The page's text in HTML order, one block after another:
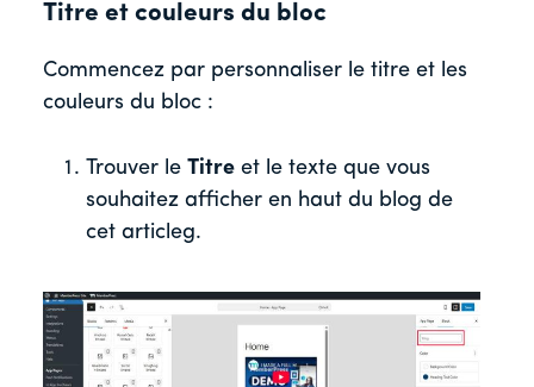
Titre et couleurs du bloc
Commencez par personnaliser le titre et les
couleurs du bloc :
Trouver le Titre et le texte que vous
souhaitez afficher en haut du blog de
cet articleg.